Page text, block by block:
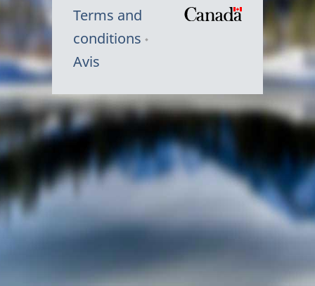
Terms and
conditions
Avis
Symbole
du
Canada